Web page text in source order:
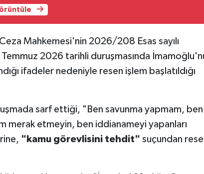
Mahkemesi'nin 2026/208 Esas sayılı
2026 tarihli duruşmasında
ifadeler nedeniyle resen işlem başlatıldığı
sarf ettiği, "Ben savunma yapmam, ben
merak etmeyin, ben iddianameyi yapanları
"kamu görevlisini tehdit" suçundan